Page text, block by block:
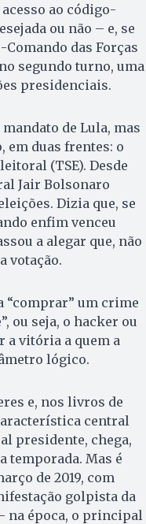
ao código-
ou não – e, se
das Forças
segundo turno, uma
presidenciais.
de Lula, mas
em duas frentes: o
(TSE). Desde
Jair Bolsonaro
Dizia que, se
enfim venceu
a alegar que, não
votação.
“comprar” um crime
ou seja, o hacker ou
vitória a quem a
lógico.
e, nos livros de
central
presidente, chega,
temporada. Mas é
de 2019, com
golpista da
na época, o principal